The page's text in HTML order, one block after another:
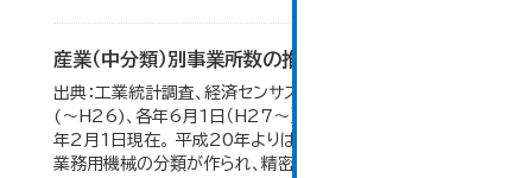
産業（中分類）別事業所数の推移
出典：工業統計調査、経済センサス。各年12月31日現在
(～H26)、各年6月1日（H27～）・平成23年のみ平成24
年2月1日現在。 平成20年よりはん用機械、生産用機械、
業務用機械の分類が作られ、精密機械、一般用機械の分類